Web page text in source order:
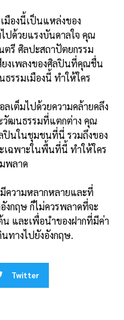
เมืองนี้เป็นแหล่งของ
ปด้วยแรงบันดาลใจ คุณ
ตรี ศิลปะสถาปัตยกรรม
งเพลงของศิลปินที่คุณชื่น
รรมเมืองนี้ ทำให้ใคร
ลเต็มไปด้วยความคล้ายคลึง
วัฒนธรรมที่แตกต่าง คุณ
ปินในชุมชนที่นี่ รวมถึงของ
เฉพาะในพื้นที่นี้ ทำให้ใคร
พลาด
ความหลากหลายและที่
งกฤษ ก็ไม่ควรพลาดที่จะ
น และเพื่อนำของฝากที่มีค่า
ทางไปยังอังกฤษ.
Twitter